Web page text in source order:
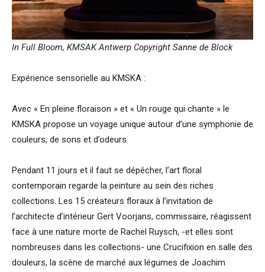
In Full Bloom, KMSAK Antwerp Copyright Sanne de Block
Expérience sensorielle au KMSKA :
Avec « En pleine floraison » et « Un rouge qui chante » le
KMSKA propose un voyage unique autour d’une symphonie de
couleurs, de sons et d’odeurs.
Pendant 11 jours et il faut se dépêcher, l’art floral
contemporain regarde la peinture au sein des riches
collections. Les 15 créateurs floraux à l’invitation de
l’architecte d’intérieur Gert Voorjans, commissaire, réagissent
face à une nature morte de Rachel Ruysch, -et elles sont
nombreuses dans les collections- une Crucifixion en salle des
douleurs, la scène de marché aux légumes de Joachim